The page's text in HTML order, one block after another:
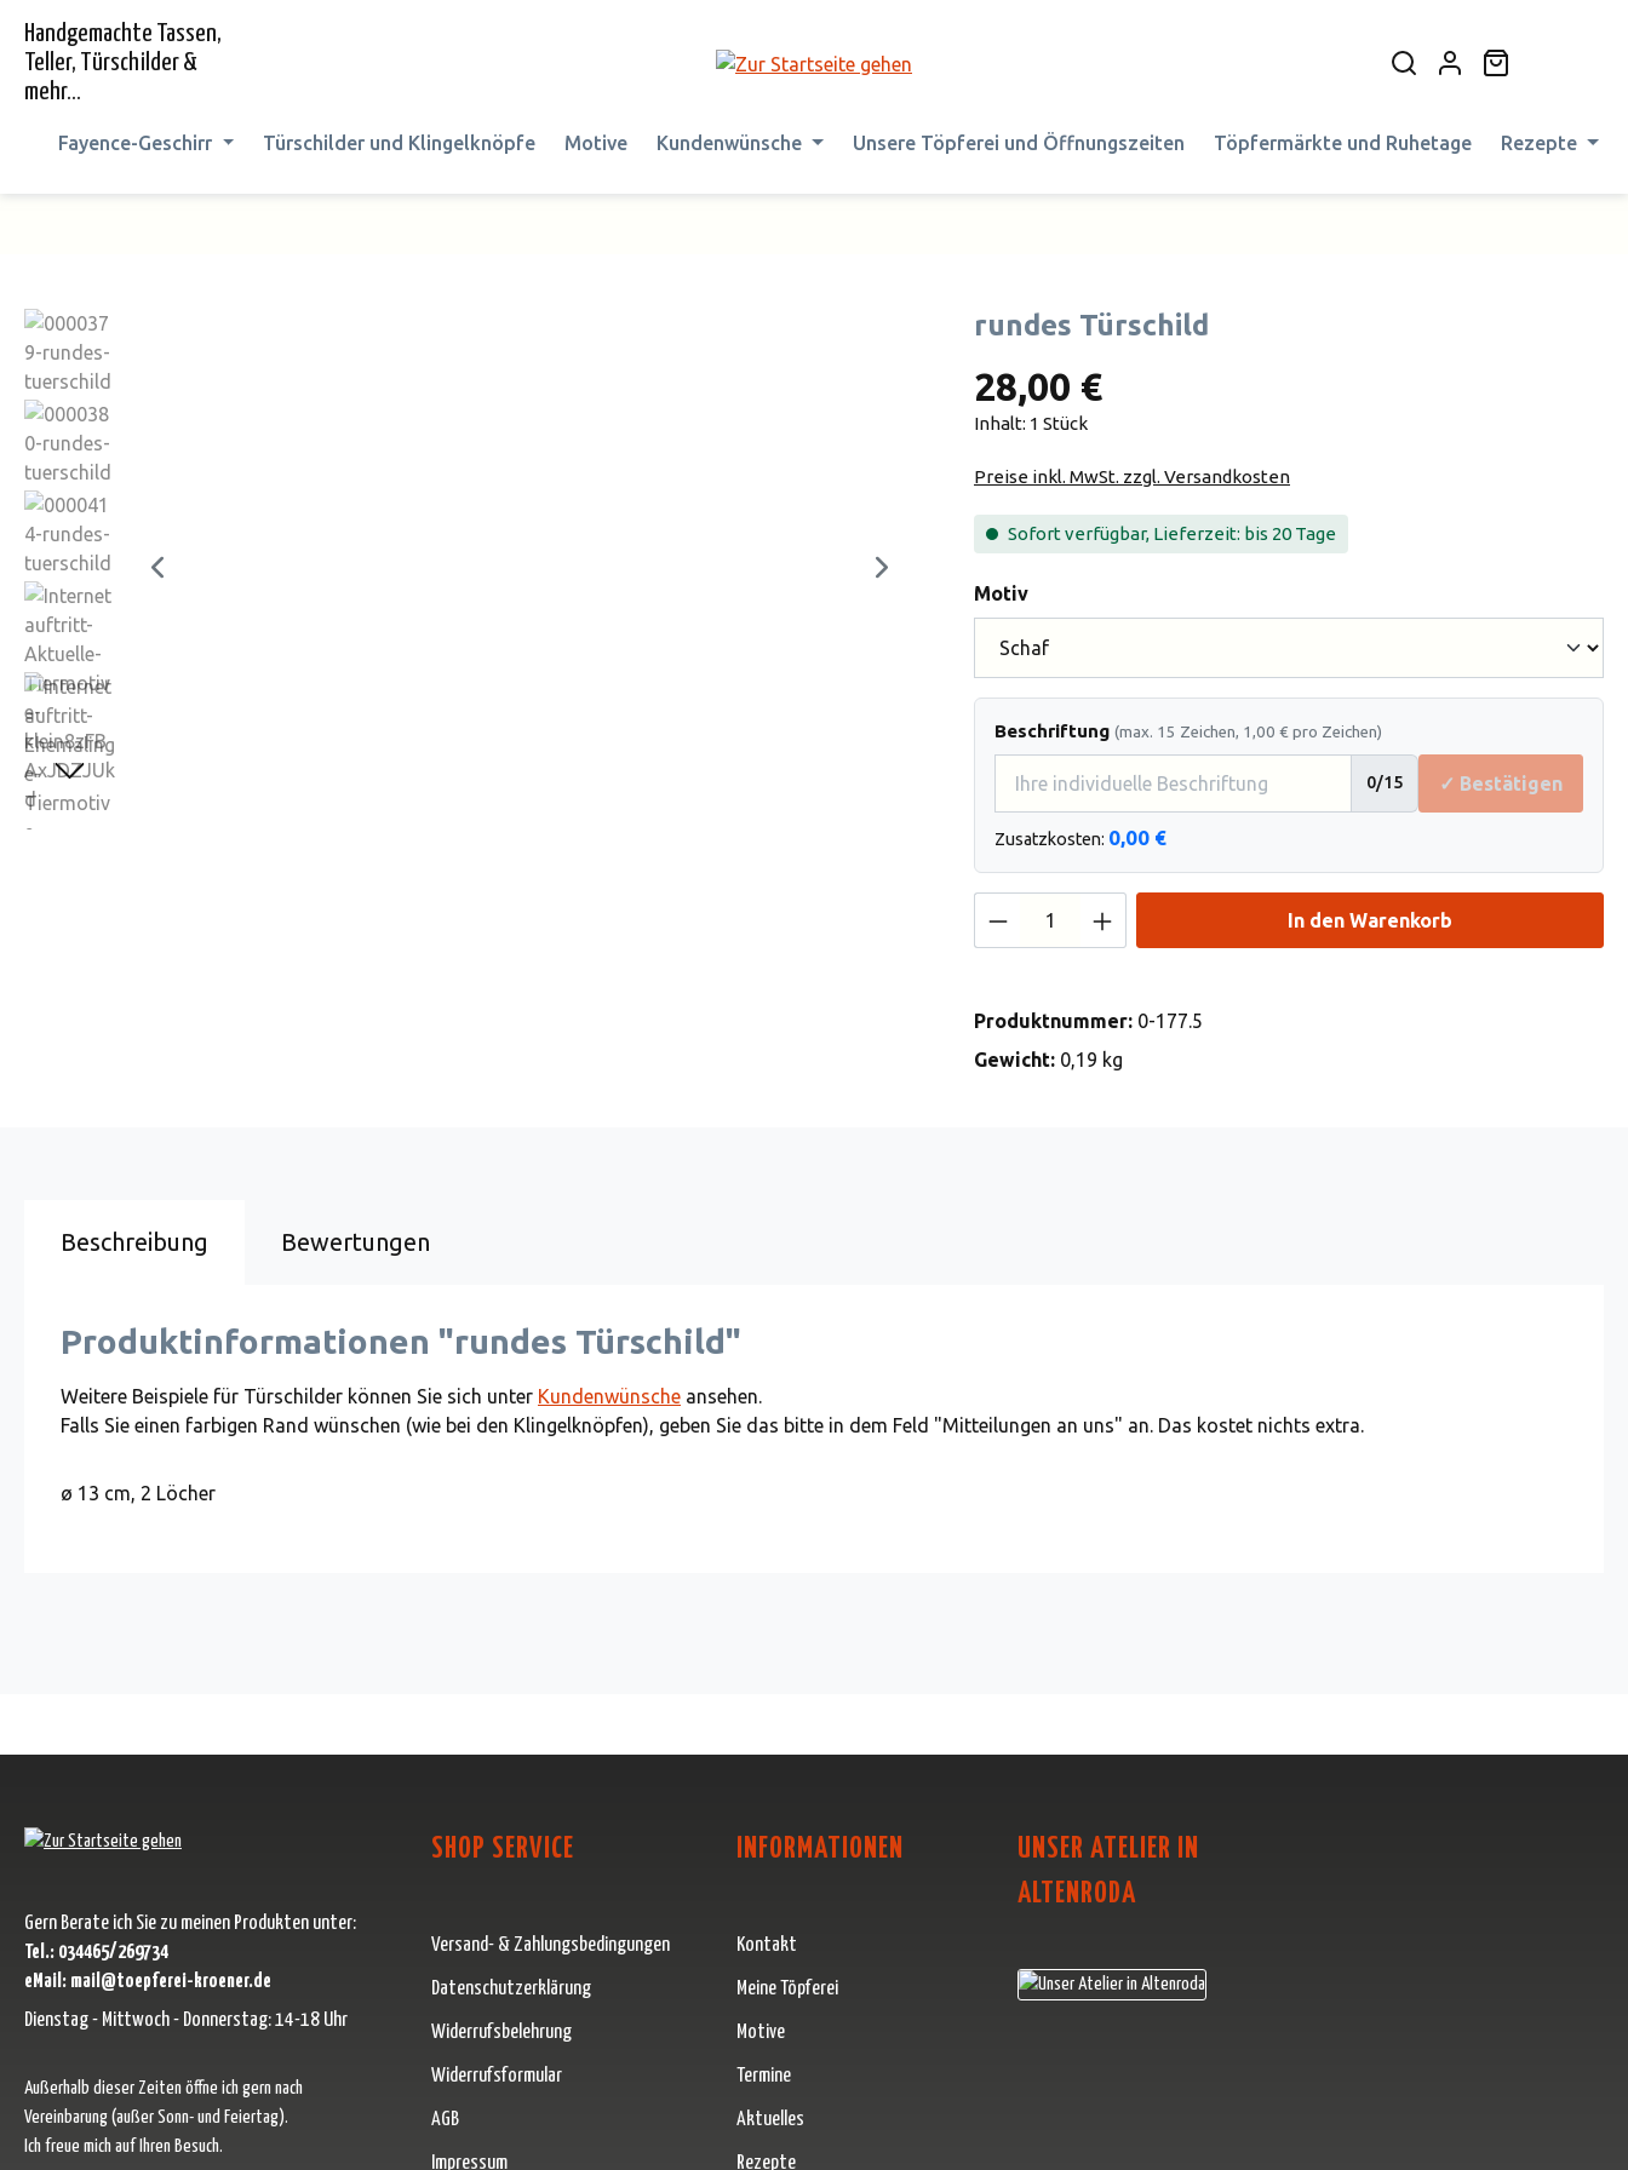
Zur Hauptnavigation springen
Handgemachte Tassen,
Teller, Türschilder &
mehr...
Fayence-Geschirr Türschilder und Klingelknöpfe Motive Kundenwünsche Unsere Töpferei und Öffnungszeiten Töpfermärkte und Ruhetage Rezepte
Bildergalerie überspringen rundes Türschild
28,00 €
Inhalt: 1 Stück
Preise inkl. MwSt. zzgl. Versandkosten
Sofort verfügbar, Lieferzeit: bis 20 Tage
Motivauswählen
Beschriftung (max. 15 Zeichen, 1,00 € pro Zeichen)
0/15 ✓ Bestätigen
Zusatzkosten: 0,00 €
Produkt Anzahl: Gib den gewünschten Wert
In den Warenkorb
Produktnummer: 0-177.5
Gewicht: 0,19 kg
Beschreibung Bewertungen
Produktinformationen "rundes Türschild"
Weitere Beispiele für Türschilder können Sie sich unter Kundenwünsche ansehen.
Falls Sie einen farbigen Rand wünschen (wie bei den Klingelknöpfen), geben Sie das bitte in dem Feld "Mitteilungen an uns" an. Das kostet nichts extra.
ø 13 cm, 2 Löcher
Gern Berate ich Sie zu meinen Produkten unter:
Tel.: 034465/269734
eMail: mail@toepferei-kroener.de
Dienstag - Mittwoch - Donnerstag: 14-18 Uhr
Außerhalb dieser Zeiten öffne ich gern nach
Vereinbarung (außer Sonn- und Feiertag).
Ich freue mich auf Ihren Besuch.
SHOP SERVICE
Versand- & Zahlungsbedingungen
Datenschutzerklärung
Widerrufsbelehrung
Widerrufsformular
AGB
Impressum
INFORMATIONEN
Kontakt
Meine Töpferei
Motive
Termine
Aktuelles
Rezepte
UNSER ATELIER IN
ALTENRODA